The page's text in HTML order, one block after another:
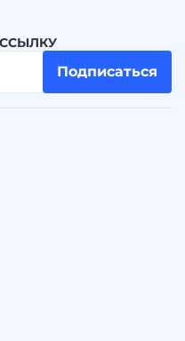
Подписаться